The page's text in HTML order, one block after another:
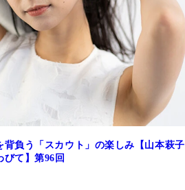
背負う「スカウト」の楽しみ【山本萩子
びて】第96回